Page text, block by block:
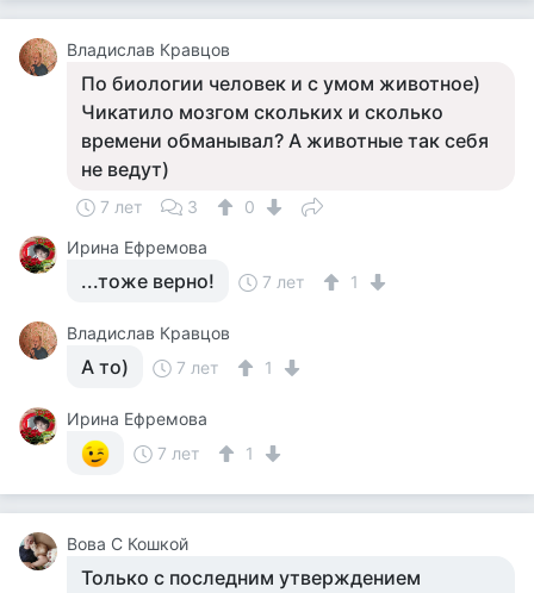
Владислав Кравцов
По биологии человек и с умом животное)
Чикатило мозгом скольких и сколько
времени обманывал? А животные так себя
не ведут)
7 лет 3
0
Ирина Ефремова
...тоже верно! 7 лет 1
Владислав Кравцов
А то) 7 лет 1
Ирина Ефремова
7 лет
1
Вова С Кошкой
Только с последним утверждением